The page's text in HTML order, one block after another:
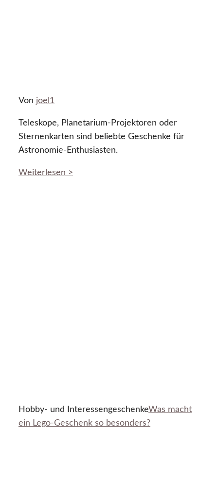
Von joel1
Teleskope, Planetarium-Projektoren oder
Sternenkarten sind beliebte Geschenke für
Astronomie-Enthusiasten.
Weiterlesen >
Hobby- und InteressengeschenkeWas macht
ein Lego-Geschenk so besonders?